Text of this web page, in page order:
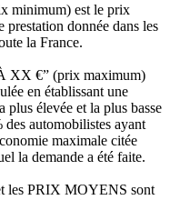
minimum) est le prix
donnée dans les
la France.
XX €” (prix maximum)
en établissant une
élevée et la plus basse
automobilistes ayant
maximale citée
la demande a été faite.
les PRIX MOYENS sont